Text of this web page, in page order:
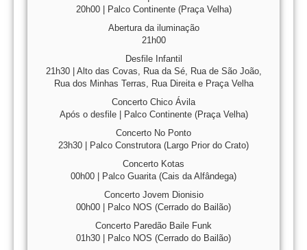
20h00 | Palco Continente (Praça Velha)
Abertura da iluminação
21h00
Desfile Infantil
21h30 | Alto das Covas, Rua da Sé, Rua de São João,
Rua dos Minhas Terras, Rua Direita e Praça Velha
Concerto Chico Ávila
Após o desfile | Palco Continente (Praça Velha)
Concerto No Ponto
23h30 | Palco Construtora (Largo Prior do Crato)
Concerto Kotas
00h00 | Palco Guarita (Cais da Alfândega)
Concerto Jovem Dionisio
00h00 | Palco NOS (Cerrado do Bailão)
Concerto Paredão Baile Funk
01h30 | Palco NOS (Cerrado do Bailão)